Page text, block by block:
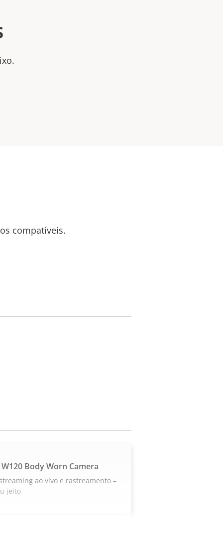
compatíveis.
W120 Body Worn Camera
ao vivo e rastreamento –
jeito